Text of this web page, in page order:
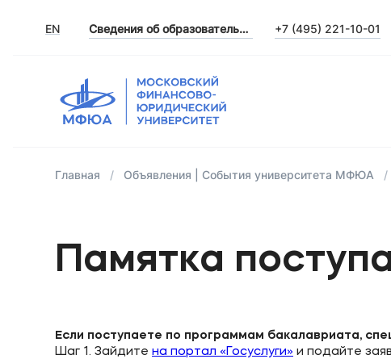
EN Сведения об образовательной организации +7 (495) 221-10-01
Главная Объявления | События университета МФЮА
Памятка
Если поступаете по программам бакалавриата,
Шаг 1. Зайдите на портал «Госуслуги» и подайте